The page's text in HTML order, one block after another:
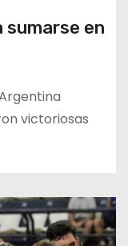
sumarse en
victoriosas